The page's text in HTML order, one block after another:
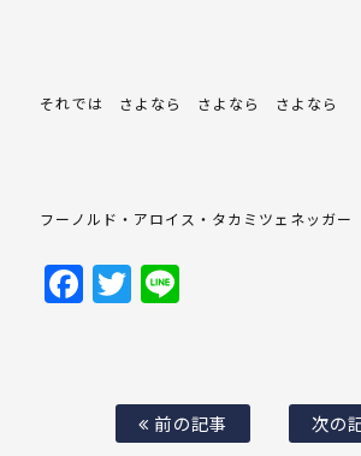
それでは さよなら さよなら さよなら
フーノルド・アロイス・タカミツェネッガー
Facebook
Twitter
前の記事 次の